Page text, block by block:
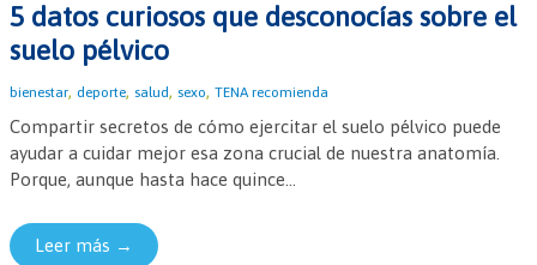
5 datos curiosos que desconocías sobre el
suelo pélvico
bienestar, deporte, salud , sexo, TENA recomienda
Compartir secretos de cómo ejercitar el suelo pélvico puede
ayudar a cuidar mejor esa zona crucial de nuestra anatomía.
Porque, aunque hasta hace quince...
Leer más →